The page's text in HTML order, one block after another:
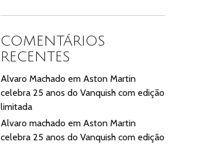
COMENTÁRIOS
RECENTES
Alvaro Machado emAston Martin
celebra 25 anos do Vanquish com edição
limitada
Alvaro machado emAston Martin
celebra 25 anos do Vanquish com edição